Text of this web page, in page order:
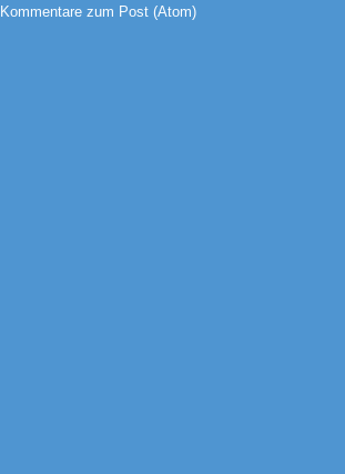
Kommentare zum Post (Atom)